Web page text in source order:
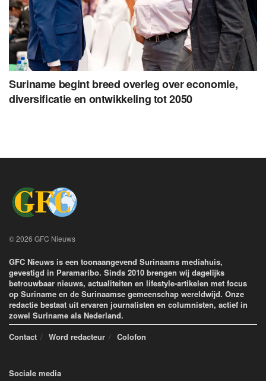
Suriname begint breed overleg over economie,
diversificatie en ontwikkeling tot 2050
© 2026 GFC Nieuws
GFC Nieuws is een toonaangevend Surinaams mediahuis,
gevestigd in Paramaribo. Sinds 2010 brengen wij dagelijks
betrouwbaar nieuws, actualiteiten en lifestyle-artikelen met focus
op Suriname en de Surinaamse gemeenschap wereldwijd. Onze
redactie bestaat uit ervaren journalisten en columnisten, actief in
zowel Suriname als Nederland.
Contact
Word redacteur Colofon
Sociale media